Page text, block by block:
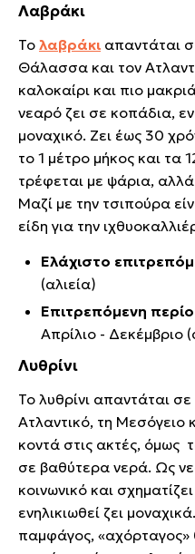
Λαβράκι
Το λαβράκι απαντάται
Θάλασσα και τον
καλοκαίρι και πιο
νεαρό ζει σε κοπάδια,
μοναχικό. Ζει έως 30
το 1 μέτρο μήκος και τα
τρέφεται με ψάρια,
Μαζί με την τσιπούρα
είδη για την
Ελάχιστο
(αλιεία)
Επιτρεπόμενη
Απρίλιο - Δεκέμβριο
Λυθρίνι
Το λυθρίνι απαντάται
Ατλαντικό, τη
κοντά στις ακτές, όμως
σε βαθύτερα νερά. Ως
κοινωνικό και
ενηλικιωθεί ζει
παμφάγος, «αχόρταγος»